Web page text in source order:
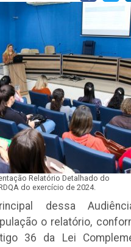
Relatório Detalhado do
do exercício de 2024.
dessa
o relatório,
36 da Lei